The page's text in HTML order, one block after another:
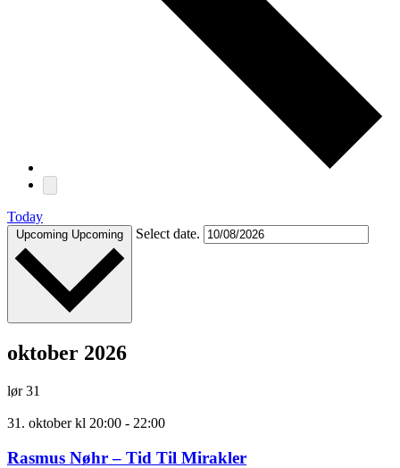
Today
Upcoming Upcoming Select date.
oktober 2026
lør31
31. oktober kl 20:00 - 22:00
Rasmus Nøhr – Tid Til Mirakler